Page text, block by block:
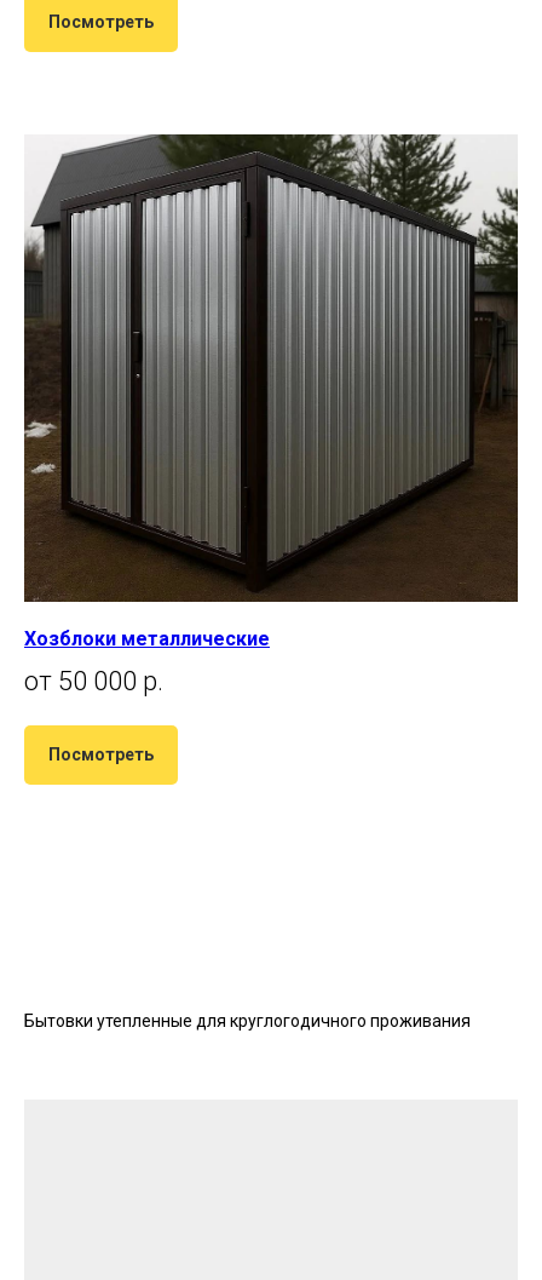
Посмотреть
Хозблоки металлические
от 50 000 р.
Посмотреть
Бытовки утепленные для круглогодичного проживания